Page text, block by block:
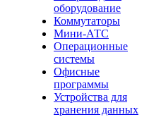
оборудование
Коммутаторы
Мини-АТС
Операционные
системы
Офисные
программы
Устройства для
хранения данных